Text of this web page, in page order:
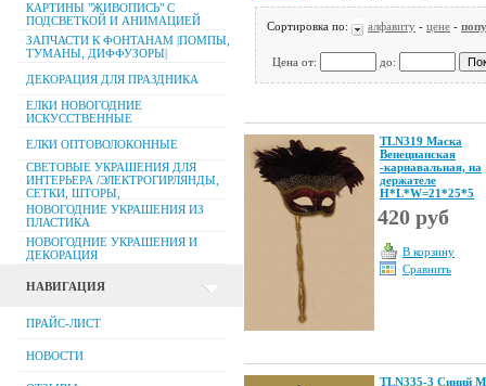
КАРТИНЫ "ЖИВОПИСЬ" С
ПОДСВЕТКОЙ И АНИМАЦИЕЙ
ЗАПЧАСТИ К ФОНТАНАМ |ПОМПЫ,
ТУМАНЫ, ДИФФУЗОРЫ|
ДЕКОРАЦИЯ ДЛЯ ПРАЗДНИКА
ЕЛКИ НОВОГОДНИЕ
ИСКУССТВЕННЫЕ
ЕЛКИ ОПТОВОЛОКОННЫЕ
СВЕТОВЫЕ УКРАШЕНИЯ ДЛЯ
ИНТЕРЬЕРА /ЭЛЕКТРОГИРЛЯНДЫ,
СЕТКИ, ШТОРЫ,
НОВОГОДНИЕ УКРАШЕНИЯ ИЗ
ПЛАСТИКА
НОВОГОДНИЕ УКРАШЕНИЯ И
ДЕКОРАЦИЯ
НАВИГАЦИЯ
ПРАЙС-ЛИСТ
НОВОСТИ
Сортировка по: алфавиту - цене -
Цена от: до:
TLN319 Маска
Венецианская
-карнавальная, на
держателе
Н*L*W=21*25*5
420 руб
В корзину
Сравнить
TLN335-3 Синий